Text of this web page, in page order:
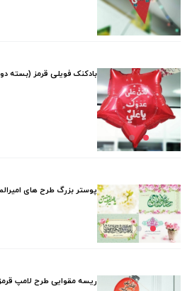
بادکنک فویلی قرمز (بسته
پوستر بزرگ طرح های
ریسه مقوایی طرح لامپ قرمز